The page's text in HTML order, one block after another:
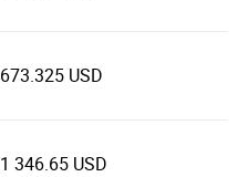
673.325 USD
1 346.65 USD